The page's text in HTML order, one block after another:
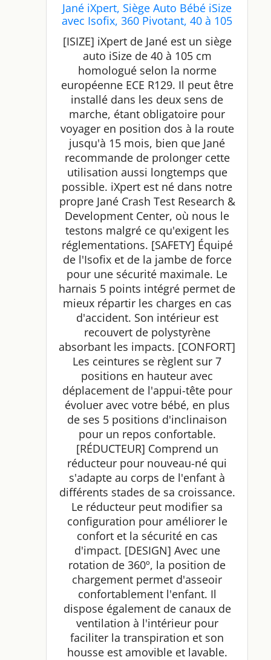
Jané iXpert, Siège Auto Bébé iSize
avec Isofix, 360 Pivotant, 40 à 105
cm, de la Naissance à Environ 4
ans, Réducteur pour Nouveau-né,
Gris
[ISIZE] iXpert de Jané est un siège
auto iSize de 40 à 105 cm
homologué selon la norme
européenne ECE R129. Il peut être
installé dans les deux sens de
marche, étant obligatoire pour
voyager en position dos à la route
jusqu'à 15 mois, bien que Jané
recommande de prolonger cette
utilisation aussi longtemps que
possible. iXpert est né dans notre
propre Jané Crash Test Research &
Development Center, où nous le
testons malgré ce qu'exigent les
réglementations. [SAFETY] Équipé
de l'Isofix et de la jambe de force
pour une sécurité maximale. Le
harnais 5 points intégré permet de
mieux répartir les charges en cas
d'accident. Son intérieur est
recouvert de polystyrène
absorbant les impacts. [CONFORT]
Les ceintures se règlent sur 7
positions en hauteur avec
déplacement de l'appui-tête pour
évoluer avec votre bébé, en plus
de ses 5 positions d'inclinaison
pour un repos confortable.
[RÉDUCTEUR] Comprend un
réducteur pour nouveau-né qui
s'adapte au corps de l'enfant à
différents stades de sa croissance.
Le réducteur peut modifier sa
configuration pour améliorer le
confort et la sécurité en cas
d'impact. [DESIGN] Avec une
rotation de 360º, la position de
chargement permet d'asseoir
confortablement l'enfant. Il
dispose également de canaux de
ventilation à l'intérieur pour
faciliter la transpiration et son
housse est amovible et lavable.